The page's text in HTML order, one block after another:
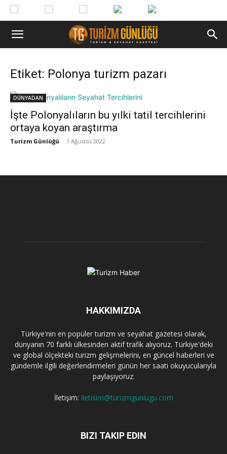
Etiket: Polonya turizm pazarı
DÜNYADAN
İşte Polonyalıların bu yılki tatil tercihlerini
ortaya koyan araştırma
Turizm Günlüğü - 1 Ağustos 2022
HAKKIMIZDA
Türkiye'nin en popüler turizm ve seyahat gazetesi olarak,
dünyanın 70 farklı ülkesinden aktif trafik alıyoruz. Türkiye'deki
ve global ölçekteki turizm gelişmelerini, en güncel haberleri ve
gündemle ilgili değerlendirmeleri günün her saati okuyucularıyla
paylaşıyoruz.
İletişim: iletisim@turizmgunlugu.com
BIZI TAKIP EDIN